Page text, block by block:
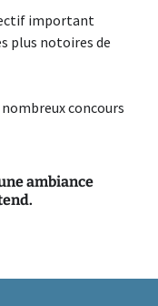
important
plus notoires de
concours
ambiance